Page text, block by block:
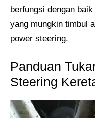
berfungsi dengan
yang mungkin timbul
power steering.
Panduan
Steering